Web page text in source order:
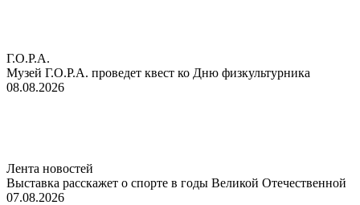
Г.О.Р.А.
Музей Г.О.Р.А. проведет квест ко Дню физкультурника
08.08.2026
Лента новостей
Выставка расскажет о спорте в годы Великой Отечественной
07.08.2026